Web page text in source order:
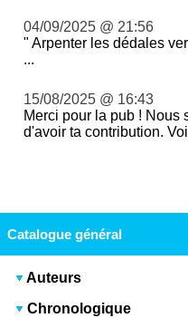
04/09/2025 @ 21:56
" Arpenter les dédales
...
15/08/2025 @ 16:43
Merci pour la pub ! Nous
d'avoir ta contribution.
Catalogue général
Auteurs
Chronologique